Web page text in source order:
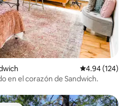
Calificación
4.94 (124)
en el corazón de Sandwich.